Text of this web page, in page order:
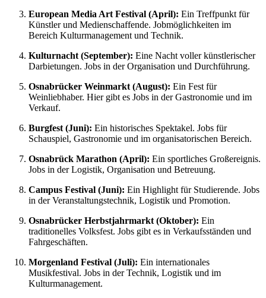
European Media Art Festival (April): Ein Treffpunkt für
Künstler und Medienschaffende. Jobmöglichkeiten im
Bereich Kulturmanagement und Technik.
Kulturnacht (September): Eine Nacht voller künstlerischer
Darbietungen. Jobs in der Organisation und Durchführung.
Osnabrücker Weinmarkt (August): Ein Fest für
Weinliebhaber. Hier gibt es Jobs in der Gastronomie und im
Verkauf.
Burgfest (Juni): Ein historisches Spektakel. Jobs für
Schauspiel, Gastronomie und im organisatorischen Bereich.
Osnabrück Marathon (April): Ein sportliches Großereignis.
Jobs in der Logistik, Organisation und Betreuung.
Campus Festival (Juni): Ein Highlight für Studierende. Jobs
in der Veranstaltungstechnik, Logistik und Promotion.
Osnabrücker Herbstjahrmarkt (Oktober): Ein
traditionelles Volksfest. Jobs gibt es in Verkaufsständen und
Fahrgeschäften.
Morgenland Festival (Juli): Ein internationales
Musikfestival. Jobs in der Technik, Logistik und im
Kulturmanagement.